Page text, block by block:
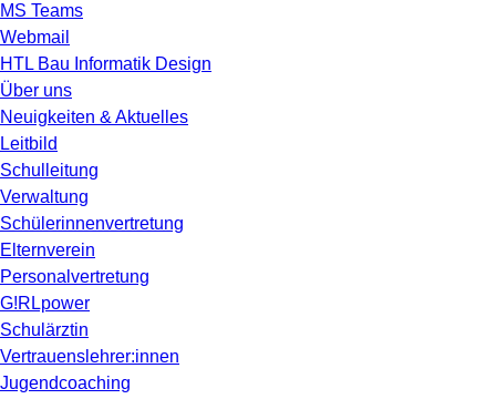
MS Teams
Webmail
HTL Bau Informatik Design
Über uns
Neuigkeiten & Aktuelles
Leitbild
Schulleitung
Verwaltung
Schülerinnenvertretung
Elternverein
Personalvertretung
G!RLpower
Schulärztin
Vertrauenslehrer:innen
Jugendcoaching